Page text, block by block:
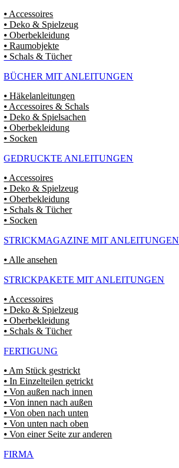
⦁ Accessoires
⦁ Deko & Spielzeug
⦁ Oberbekleidung
⦁ Raumobjekte
⦁ Schals & Tücher
BÜCHER MIT ANLEITUNGEN
⦁ Häkelanleitungen
⦁ Accessoires & Schals
⦁ Deko & Spielsachen
⦁ Oberbekleidung
⦁ Socken
GEDRUCKTE ANLEITUNGEN
⦁ Accessoires
⦁ Deko & Spielzeug
⦁ Oberbekleidung
⦁ Schals & Tücher
⦁ Socken
STRICKMAGAZINE MIT ANLEITUNGEN
⦁ Alle ansehen
STRICKPAKETE MIT ANLEITUNGEN
⦁ Accessoires
⦁ Deko & Spielzeug
⦁ Oberbekleidung
⦁ Schals & Tücher
FERTIGUNG
⦁ Am Stück gestrickt
⦁ In Einzelteilen getrickt
⦁ Von außen nach innen
⦁ Von innen nach außen
⦁ Von oben nach unten
⦁ Von unten nach oben
⦁ Von einer Seite zur anderen
FIRMA